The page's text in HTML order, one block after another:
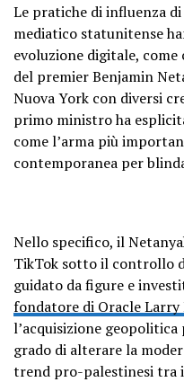
Le pratiche di influenza
mediatico statunitense
evoluzione digitale,
del premier Benjamin
Nuova York con diversi
primo ministro ha
come l’arma più
contemporanea per
Nello specifico, il
TikTok sotto il controllo
guidato da figure e
fondatore di Oracle Larry
l’acquisizione
grado di alterare la
trend pro-palestinesi tra